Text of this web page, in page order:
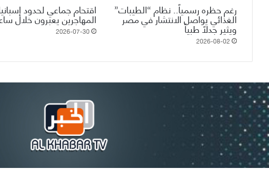
رغم حظره رسمياً.. نظام “الطيبات”
الغذائي يواصل الانتشار في مصر
ويثير جدلاً طبياً
2026-08-02
اقتحام جماعي لحدود
المهاجرين يعبرون خلال
2026-07-30